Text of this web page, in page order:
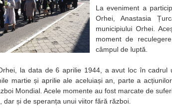
La eveniment a
Orhei, Anastasia
municipiului Orhei.
moment de
câmpul de luptă.
la data de 6 aprilie 1944, a avut loc în cadrul
martie și aprilie ale aceluiași an, parte a
Mondial. Acele momente au fost marcate de
dar și de speranța unui viitor fără război.